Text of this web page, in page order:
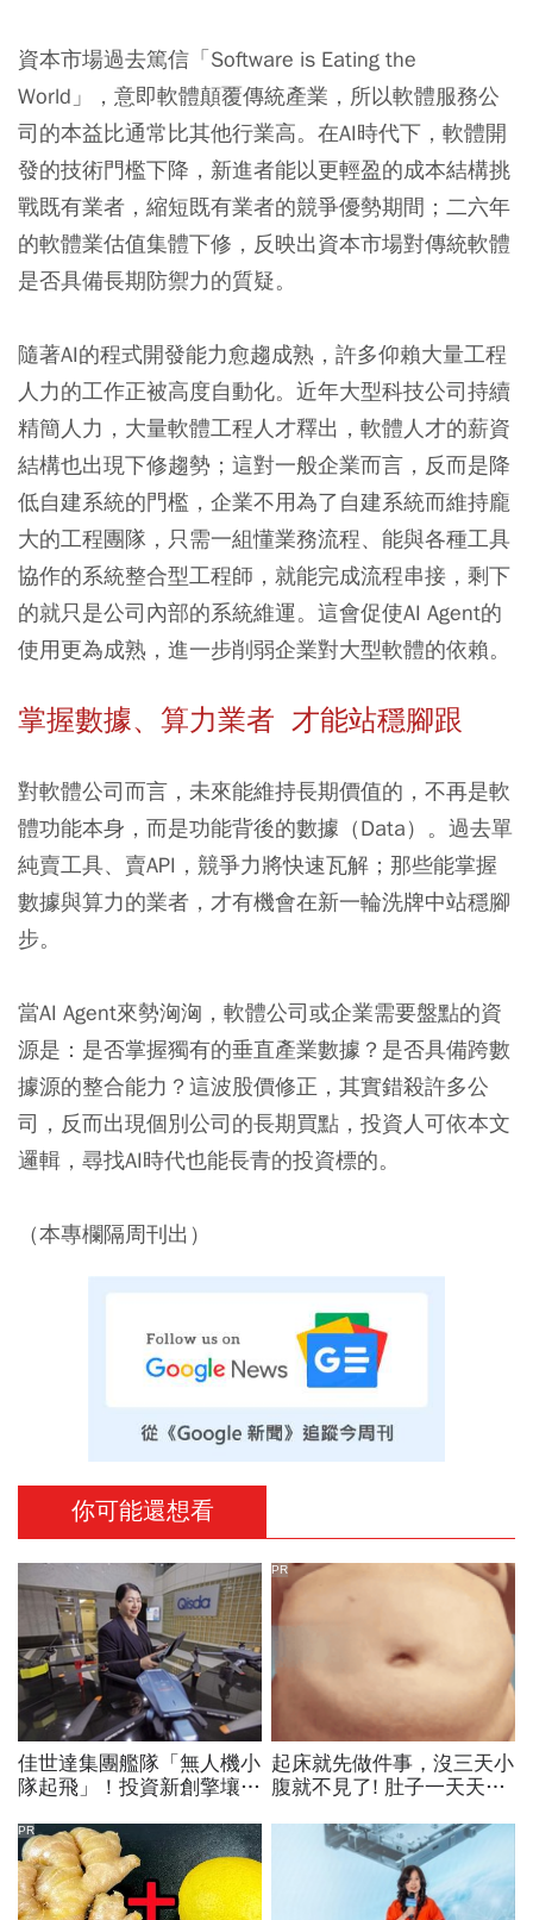
資本市場過去篤信「Software is Eating the
World」，意即軟體顛覆傳統產業，所以軟體服務公
司的本益比通常比其他行業高。在AI時代下，軟體開
發的技術門檻下降，新進者能以更輕盈的成本結構挑
戰既有業者，縮短既有業者的競爭優勢期間；二六年
的軟體業估值集體下修，反映出資本市場對傳統軟體
是否具備長期防禦力的質疑。
隨著AI的程式開發能力愈趨成熟，許多仰賴大量工程
人力的工作正被高度自動化。近年大型科技公司持續
精簡人力，大量軟體工程人才釋出，軟體人才的薪資
結構也出現下修趨勢；這對一般企業而言，反而是降
低自建系統的門檻，企業不用為了自建系統而維持龐
大的工程團隊，只需一組懂業務流程、能與各種工具
協作的系統整合型工程師，就能完成流程串接，剩下
的就只是公司內部的系統維運。這會促使AI Agent的
使用更為成熟，進一步削弱企業對大型軟體的依賴。
掌握數據、算力業者 才能站穩腳跟
對軟體公司而言，未來能維持長期價值的，不再是軟
體功能本身，而是功能背後的數據（Data）。過去單
純賣工具、賣API，競爭力將快速瓦解；那些能掌握
數據與算力的業者，才有機會在新一輪洗牌中站穩腳
步。
當AI Agent來勢洶洶，軟體公司或企業需要盤點的資
源是：是否掌握獨有的垂直產業數據？是否具備跨數
據源的整合能力？這波股價修正，其實錯殺許多公
司，反而出現個別公司的長期買點，投資人可依本文
邏輯，尋找AI時代也能長青的投資標的。
（本專欄隔周刊出）
你可能還想看
佳世達集團艦隊「無人機小
隊起飛」！投資新創擎壤、
兵：鎖定美日頂級客戶切入
起床就先做件事，沒三天小
腹就不見了! 肚子一天天變
PR
PR